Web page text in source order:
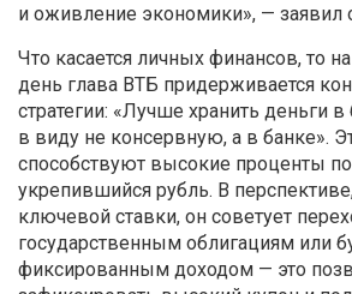
и оживление экономики», — заявил
Что касается личных финансов, то
день глава ВТБ придерживается
стратегии: «Лучше хранить деньги
в виду не консервную, а в банке».
способствуют высокие проценты
укрепившийся рубль. В
ключевой ставки, он советует
государственным облигациям или
фиксированным доходом — это